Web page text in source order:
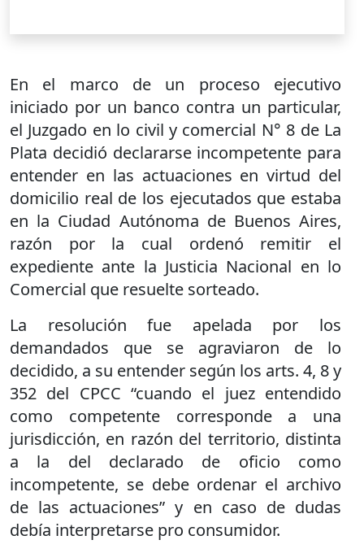
En el marco de un proceso ejecutivo
iniciado por un banco contra un particular,
el Juzgado en lo civil y comercial N° 8 de La
Plata decidió declararse incompetente para
entender en las actuaciones en virtud del
domicilio real de los ejecutados que estaba
en la Ciudad Autónoma de Buenos Aires,
razón por la cual ordenó remitir el
expediente ante la Justicia Nacional en lo
Comercial que resuelte sorteado.
La resolución fue apelada por los
demandados que se agraviaron de lo
decidido, a su entender según los arts. 4, 8 y
352 del CPCC “cuando el juez entendido
como competente corresponde a una
jurisdicción, en razón del territorio, distinta
a la del declarado de oficio como
incompetente, se debe ordenar el archivo
de las actuaciones” y en caso de dudas
debía interpretarse pro consumidor.